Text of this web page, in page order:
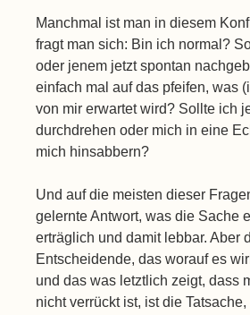
Manchmal ist man in diesem
fragt man sich: Bin ich normal?
oder jenem jetzt spontan
einfach mal auf das pfeifen, was
von mir erwartet wird? Sollte ich
durchdrehen oder mich in eine
mich hinsabbern?
Und auf die meisten dieser
gelernte Antwort, was die Sache
erträglich und damit lebbar. Aber
Entscheidende, das worauf es
und das was letztlich zeigt, dass
nicht verrückt ist, ist die